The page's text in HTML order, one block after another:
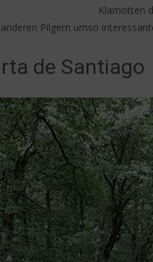
Klamotten
Pilgern umso
de Santiago